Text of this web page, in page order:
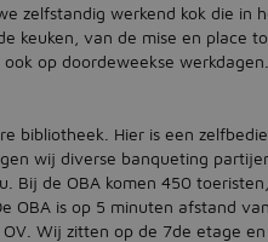
zelfstandig werkend kok die in
keuken, van de mise en place
op doordeweekse
bibliotheek. Hier is een
wij diverse banqueting
Bij de OBA komen 450
OBA is op 5 minuten afstand
Wij zitten op de 7de etage